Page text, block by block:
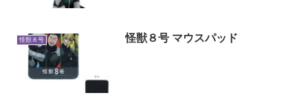
メ...
怪獣８号 怪獣８号 マウスパッド